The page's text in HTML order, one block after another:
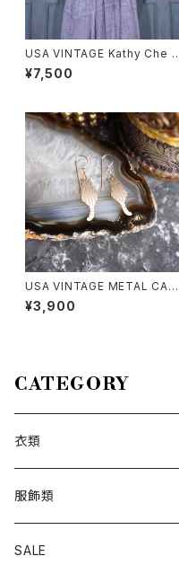
USA VINTAGE Kathy Che L
ACE COLLAR POCKET DESI
GN HALF SLEEVE SHIRT/ア
¥7,500
USA VINTAGE METAL CAT
DESIGN EARRING/アメリカ古
着メタルにゃんこデザインピアス
¥3,900
CATEGORY
衣類
トップス
カットソー
ボトムス
服飾類
バッグ
SALE